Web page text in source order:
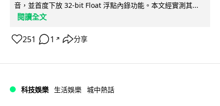
音，並首度下放 32-bit Float 浮點內錄功能。本文經實測其...
閱讀全文
251 1 ↗ 分享
科技娛樂 生活娛樂 城中熱話